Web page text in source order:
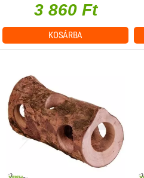
3 860 Ft
KOSÁRBA